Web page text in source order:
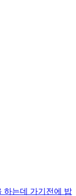
하는데 가기전에 밥